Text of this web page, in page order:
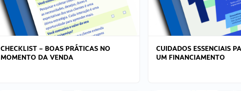
CHECKLIST – BOAS PRÁTICAS NO
MOMENTO DA VENDA
CUIDADOS ESSENCIAIS
UM FINANCIAMENTO